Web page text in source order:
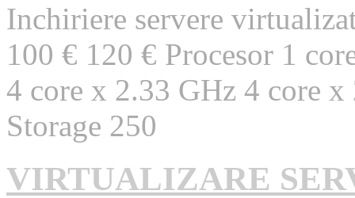
Inchiriere servere
100 € 120 € Procesor 1
4 core x 2.33 GHz 4 core
Storage 250
VIRTUALIZARE